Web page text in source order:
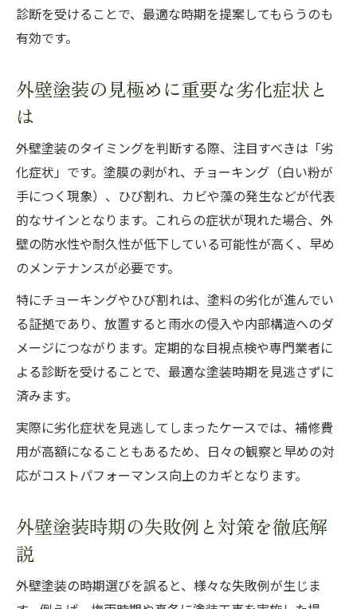
診断を受けることで、最適な時期を提案してもらうのも
有効です。
外壁塗装の見極めに重要な劣化症状と
は
外壁塗装のタイミングを判断する際、注目すべきは「劣
化症状」です。塗膜の剥がれ、チョーキング（白い粉が
手につく現象）、ひび割れ、カビや藻の発生などが代表
的なサインとなります。これらの症状が現れた場合、外
壁の防水性や耐久性が低下している可能性が高く、早め
のメンテナンスが必要です。
特にチョーキングやひび割れは、塗料の劣化が進んでい
る証拠であり、放置すると雨水の侵入や内部構造へのダ
メージにつながります。定期的な目視点検や専門業者に
よる診断を受けることで、最適な塗装時期を見逃さずに
済みます。
実際に劣化症状を見逃してしまったケースでは、補修費
用が高額になることもあるため、日々の観察と早めの対
応がコストパフォーマンス向上のカギとなります。
外壁塗装時期の失敗例と対策を徹底解
説
外壁塗装の時期選びを誤ると、様々な失敗例が生じま